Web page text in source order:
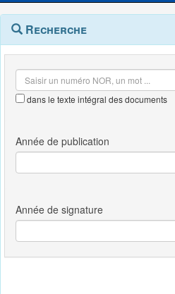
Navigation
outils
Menu
contextuel
Recherche
dans le texte intégral des documents